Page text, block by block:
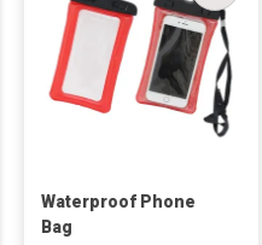
Waterproof Phone
Bag